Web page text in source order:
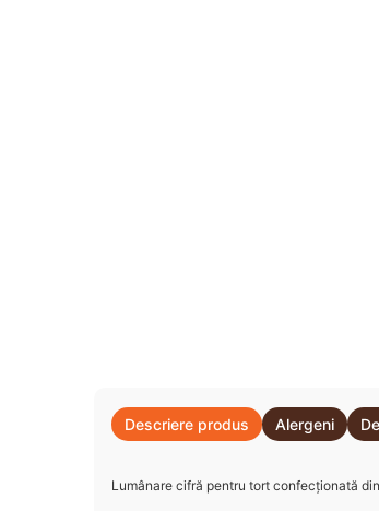
Descriere produs Alergeni
Lumânare cifră pentru tort confecţionată